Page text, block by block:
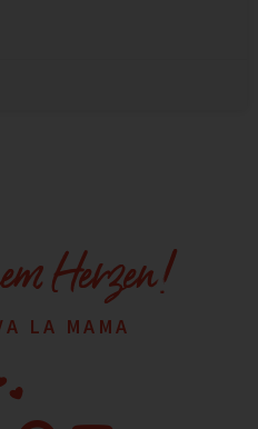
Herzen!
LA MAMA